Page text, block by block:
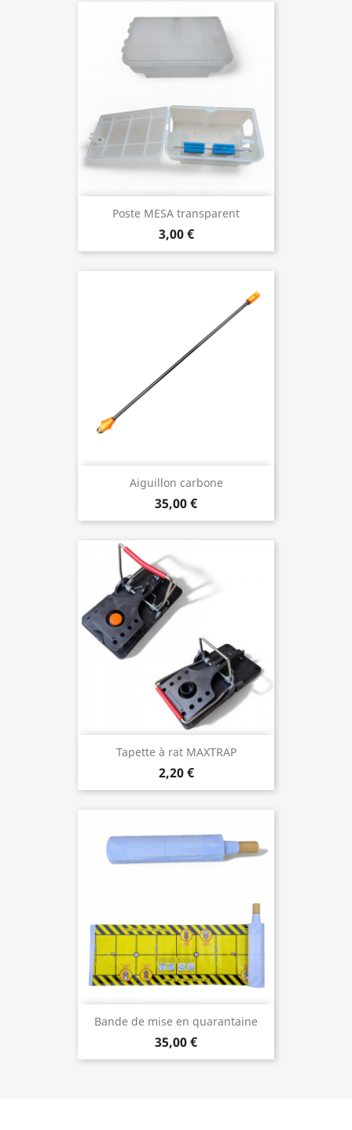
Poste MESA transparent
3,00 €
Aiguillon carbone
35,00 €
Tapette à rat MAXTRAP
2,20 €
Bande de mise en quarantaine
35,00 €